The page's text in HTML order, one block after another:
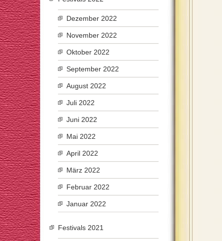
Dezember 2022
November 2022
Oktober 2022
September 2022
August 2022
Juli 2022
Juni 2022
Mai 2022
April 2022
März 2022
Februar 2022
Januar 2022
Festivals 2021